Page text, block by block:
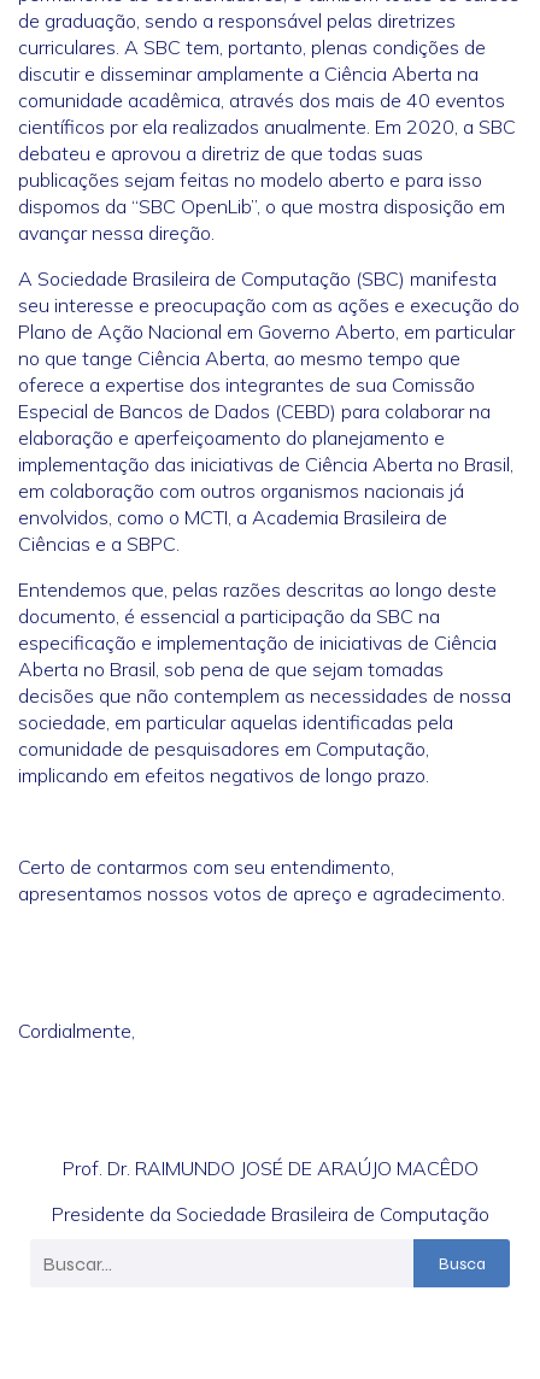
de graduação, sendo a responsável pelas diretrizes
curriculares. A SBC tem, portanto, plenas condições de
discutir e disseminar amplamente a Ciência Aberta na
comunidade acadêmica, através dos mais de 40 eventos
científicos por ela realizados anualmente. Em 2020, a SBC
debateu e aprovou a diretriz de que todas suas
publicações sejam feitas no modelo aberto e para isso
dispomos da “SBC OpenLib”, o que mostra disposição em
avançar nessa direção.
A Sociedade Brasileira de Computação (SBC) manifesta
seu interesse e preocupação com as ações e execução do
Plano de Ação Nacional em Governo Aberto, em particular
no que tange Ciência Aberta, ao mesmo tempo que
oferece a expertise dos integrantes de sua Comissão
Especial de Bancos de Dados (CEBD) para colaborar na
elaboração e aperfeiçoamento do planejamento e
implementação das iniciativas de Ciência Aberta no Brasil,
em colaboração com outros organismos nacionais já
envolvidos, como o MCTI, a Academia Brasileira de
Ciências e a SBPC.
Entendemos que, pelas razões descritas ao longo deste
documento, é essencial a participação da SBC na
especificação e implementação de iniciativas de Ciência
Aberta no Brasil, sob pena de que sejam tomadas
decisões que não contemplem as necessidades de nossa
sociedade, em particular aquelas identificadas pela
comunidade de pesquisadores em Computação,
implicando em efeitos negativos de longo prazo.
Certo de contarmos com seu entendimento,
apresentamos nossos votos de apreço e agradecimento.
Cordialmente,
Prof. Dr. RAIMUNDO JOSÉ DE ARAÚJO MACÊDO
Presidente da Sociedade Brasileira de Computação
Busca